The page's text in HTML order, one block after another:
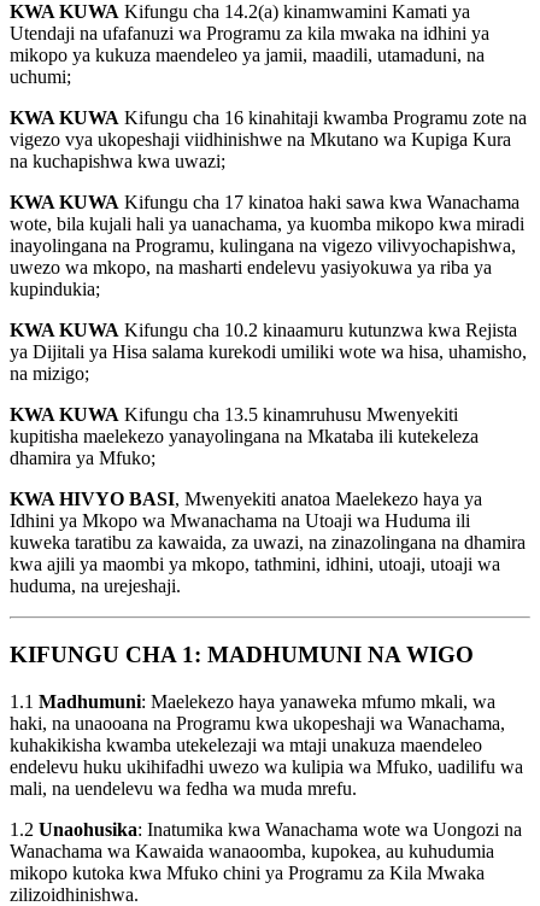
KWA KUWA Kifungu cha 14.2(a) kinamwamini Kamati ya
Utendaji na ufafanuzi wa Programu za kila mwaka na idhini ya
mikopo ya kukuza maendeleo ya jamii, maadili, utamaduni, na
uchumi;
KWA KUWA Kifungu cha 16 kinahitaji kwamba Programu zote na
vigezo vya ukopeshaji viidhinishwe na Mkutano wa Kupiga Kura
na kuchapishwa kwa uwazi;
KWA KUWA Kifungu cha 17 kinatoa haki sawa kwa Wanachama
wote, bila kujali hali ya uanachama, ya kuomba mikopo kwa miradi
inayolingana na Programu, kulingana na vigezo vilivyochapishwa,
uwezo wa mkopo, na masharti endelevu yasiyokuwa ya riba ya
kupindukia;
KWA KUWA Kifungu cha 10.2 kinaamuru kutunzwa kwa Rejista
ya Dijitali ya Hisa salama kurekodi umiliki wote wa hisa, uhamisho,
na mizigo;
KWA KUWA Kifungu cha 13.5 kinamruhusu Mwenyekiti
kupitisha maelekezo yanayolingana na Mkataba ili kutekeleza
dhamira ya Mfuko;
KWA HIVYO BASI, Mwenyekiti anatoa Maelekezo haya ya
Idhini ya Mkopo wa Mwanachama na Utoaji wa Huduma ili
kuweka taratibu za kawaida, za uwazi, na zinazolingana na dhamira
kwa ajili ya maombi ya mkopo, tathmini, idhini, utoaji, utoaji wa
huduma, na urejeshaji.
KIFUNGU CHA 1: MADHUMUNI NA WIGO
1.1 Madhumuni: Maelekezo haya yanaweka mfumo mkali, wa
haki, na unaooana na Programu kwa ukopeshaji wa Wanachama,
kuhakikisha kwamba utekelezaji wa mtaji unakuza maendeleo
endelevu huku ukihifadhi uwezo wa kulipia wa Mfuko, uadilifu wa
mali, na uendelevu wa fedha wa muda mrefu.
1.2 Unaohusika: Inatumika kwa Wanachama wote wa Uongozi na
Wanachama wa Kawaida wanaoomba, kupokea, au kuhudumia
mikopo kutoka kwa Mfuko chini ya Programu za Kila Mwaka
zilizoidhinishwa.